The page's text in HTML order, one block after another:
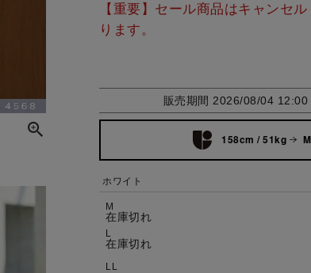
【重要】セール商品はキャンセ
ります。
販売期間 2026/08/04 12:00
158cm / 51kg M
ホワイト
M
在庫切れ
L
在庫切れ
LL